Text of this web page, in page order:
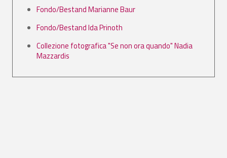
Fondo/Bestand Marianne Baur
Fondo/Bestand Ida Prinoth
Collezione fotografica "Se non ora quando" Nadia
Mazzardis